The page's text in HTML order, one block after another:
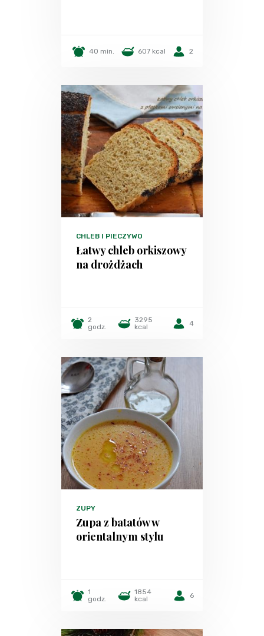
40 min. 607 kcal 2
CHLEB I PIECZYWO
Łatwy chleb orkiszowy
na drożdżach
2
godz.
3295
kcal
4
ZUPY
Zupa z batatów w
orientalnym stylu
1
godz.
1854
kcal
6